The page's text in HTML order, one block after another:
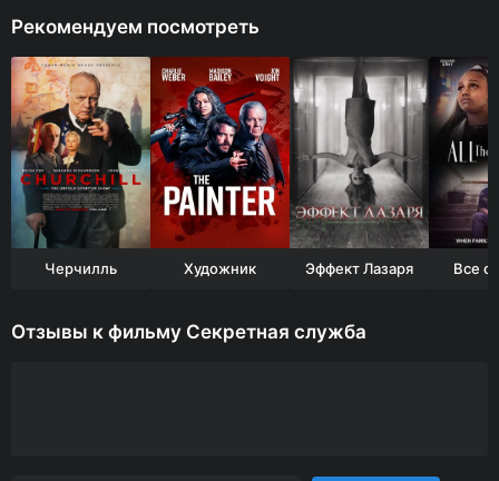
Рекомендуем посмотреть
Черчилль Художник Эффект Лазаря Все о
Отзывы к фильму Секретная служба